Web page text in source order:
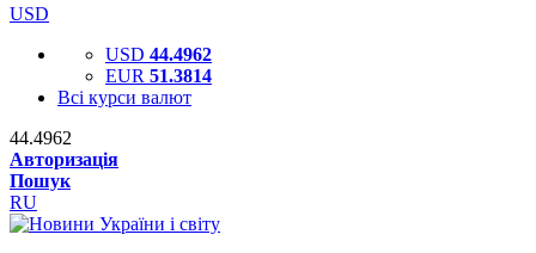
USD
USD 44.4962
EUR 51.3814
Всі курси валют
44.4962
Авторизація
Пошук
RU